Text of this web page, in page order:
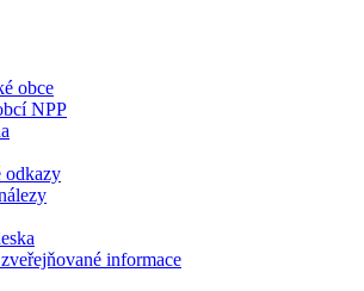
obce
NPP
odkazy
informace